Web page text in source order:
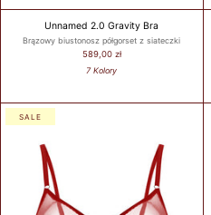
Unnamed 2.0 Gravity Bra
Brązowy biustonosz półgorset z siateczki
589,00 zł
7 Kolory
SALE